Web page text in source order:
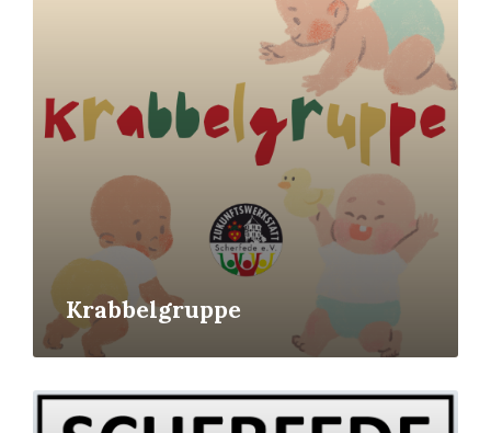
Krabbelgruppe
Read
More